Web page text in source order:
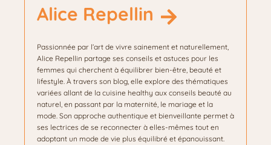
Alice Repellin
Passionnée par l’art de vivre sainement et naturellement,
Alice Repellin partage ses conseils et astuces pour les
femmes qui cherchent à équilibrer bien-être, beauté et
lifestyle. À travers son blog, elle explore des thématiques
variées allant de la cuisine healthy aux conseils beauté au
naturel, en passant par la maternité, le mariage et la
mode. Son approche authentique et bienveillante permet à
ses lectrices de se reconnecter à elles-mêmes tout en
adoptant un mode de vie plus équilibré et épanouissant.